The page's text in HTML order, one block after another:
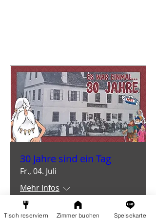
30 Jahre sind ein Tag
Fr., 04. Juli
Mehr Infos
Tisch reserviern Zimmer buchen Speisekarte